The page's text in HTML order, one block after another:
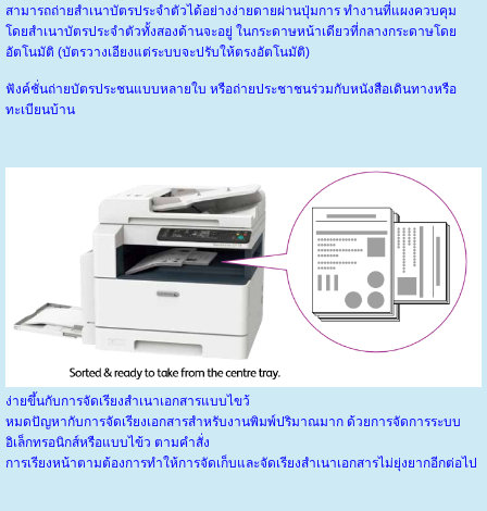
สามารถถ่ายสำเนาบัตรประจำตัวได้อย่างง่ายดายผ่านปุ่มการ ทำงานที่แผงควบคุม
โดยสำเนาบัตรประจำตัวทั้งสองด้านจะอยู่ ในกระดาษหน้าเดียวที่กลางกระดาษโดย
อัตโนมัติ (บัตรวางเอียงแต่ระบบจะปรับให้ตรงอัตโนมัติ)
ฟังค์ชั่นถ่ายบัตรประชนแบบหลายใบ หรือถ่ายประชาชนร่วมกับหนังสือเดินทางหรือ
ทะเบียนบ้าน
ง่ายขึ้นกับการจัดเรียงสำเนาเอกสารแบบไขว้
หมดปัญหากับการจัดเรียงเอกสารสำหรับงานพิมพ์ปริมาณมาก ด้วยการจัดการระบบ
อิเล็กทรอนิกส์หรือแบบไข้ว ตามคำสั่ง
การเรียงหน้าตามต้องการทำให้การจัดเก็บและจัดเรียงสำเนาเอกสารไม่ยุ่งยากอีกต่อไป